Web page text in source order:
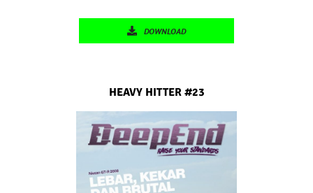
DOWNLOAD
HEAVY HITTER #23